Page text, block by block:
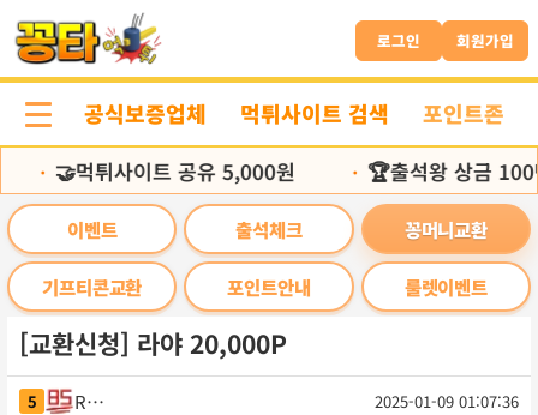
문
로
로그인 회원가입
공식보증업체 먹튀사이트 검색 포인트존
🤝먹튀사이트 공유 5,000원 🏆출석왕 상금 100
이벤트 출석체크 꽁머니교환
기프티콘교환 포인트안내 룰렛이벤트
[교환신청] 라야 20,000P
5 Raya
2025-01-09 01:07:36